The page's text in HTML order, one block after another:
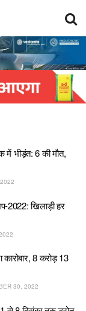
में भीड़ंत: 6 की मौत,
2022: खिलाड़ी हर
8 करोड़ 13
30, 2022